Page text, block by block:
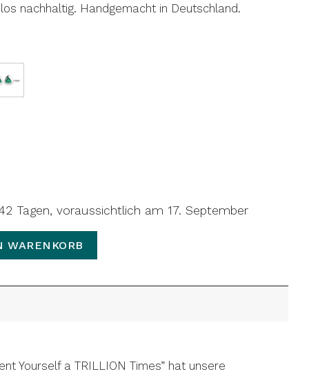
nachhaltig. Handgemacht in Deutschland.
Tagen, voraussichtlich am 17. September
Menge
WARENKORB
Yourself a TRILLION Times” hat unsere